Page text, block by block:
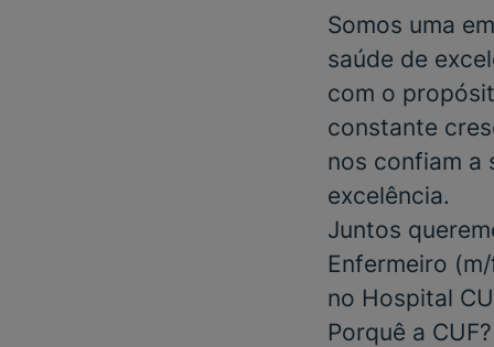
Somos uma
saúde de
com o
constante
nos confiam a
excelência.
Juntos
Enfermeiro
no Hospital
Porquê a CUF?